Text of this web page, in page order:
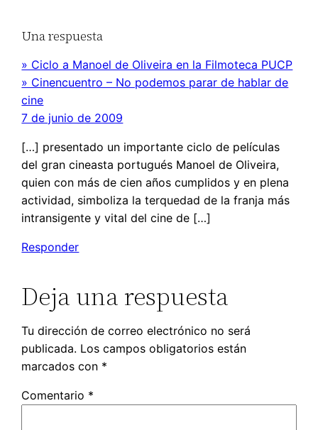
Una respuesta
» Ciclo a Manoel de Oliveira en la Filmoteca PUCP
» Cinencuentro – No podemos parar de hablar de
cine
7 de junio de 2009
[…] presentado un importante ciclo de películas
del gran cineasta portugués Manoel de Oliveira,
quien con más de cien años cumplidos y en plena
actividad, simboliza la terquedad de la franja más
intransigente y vital del cine de […]
Responder
Deja una respuesta
Tu dirección de correo electrónico no será
publicada. Los campos obligatorios están
marcados con *
Comentario *